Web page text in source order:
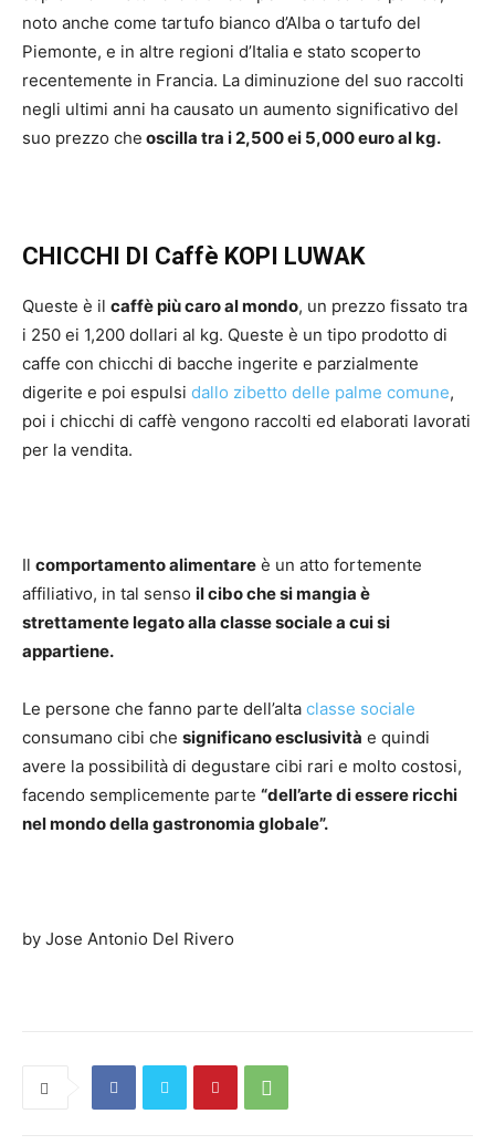
noto anche come tartufo bianco d’Alba o tartufo del
Piemonte, e in altre regioni d’Italia e stato scoperto
recentemente in Francia. La diminuzione del suo raccolti
negli ultimi anni ha causato un aumento significativo del
suo prezzo che oscilla tra i 2,500 ei 5,000 euro al kg.
CHICCHI DI Caffè KOPI LUWAK
Queste è il caffè più caro al mondo, un prezzo fissato tra
i 250 ei 1,200 dollari al kg. Queste è un tipo prodotto di
caffe con chicchi di bacche ingerite e parzialmente
digerite e poi espulsi dallo zibetto delle palme comune,
poi i chicchi di caffè vengono raccolti ed elaborati lavorati
per la vendita.
Il comportamento alimentare è un atto fortemente
affiliativo, in tal senso il cibo che si mangia è
strettamente legato alla classe sociale a cui si
appartiene.
Le persone che fanno parte dell’alta classe sociale
consumano cibi che significano esclusività e quindi
avere la possibilità di degustare cibi rari e molto costosi,
facendo semplicemente parte “dell’arte di essere ricchi
nel mondo della gastronomia globale”.
by Jose Antonio Del Rivero